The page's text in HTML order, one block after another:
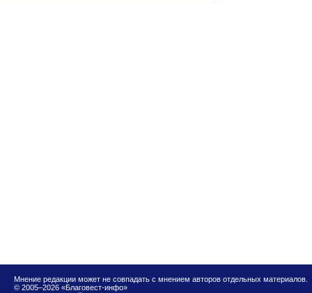
Мнение редакции может не совпадать с мнением авторов отдельных материалов.
© 2005–2026 «Благовест-инфо»